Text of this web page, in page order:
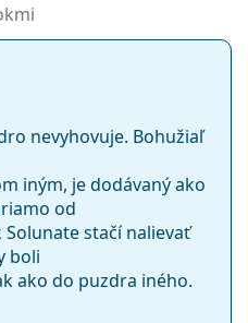
nevyhovuje. Bohužiaľ
iným, je dodávaný ako
od
stačí nalievať
boli
ako do puzdra iného.